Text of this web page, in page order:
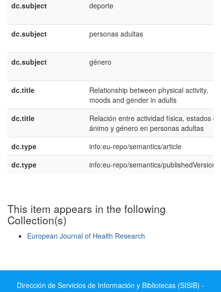
dc.subject deporte
dc.subject personas adultas
dc.subject género
dc.title
Relationship between physical activity,
moods and gender in adults
dc.title
Relación entre actividad física, estados de
ánimo y género en personas adultas
dc.type
info:eu-repo/semantics/article
dc.type
info:eu-repo/semantics/publishedVersion
This item appears in the following
Collection(s)
European Journal of Health Research
Dirección de Servicios de Información y Bibliotecas (SISIB) -